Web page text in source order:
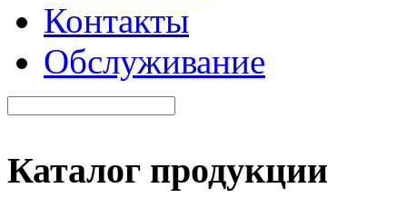
Контакты
Обслуживание
Каталог продукции